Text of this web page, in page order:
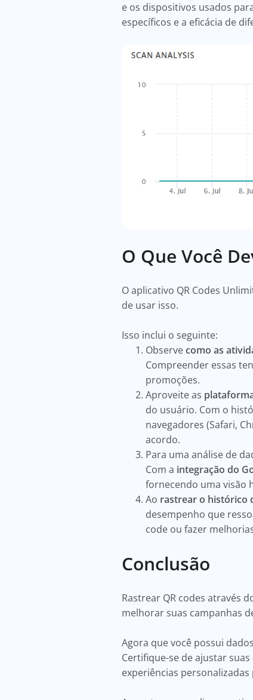
e os dispositivos usados
específicos e a eficácia de
O Que Você
O aplicativo QR Codes
de usar isso.
Isso inclui o seguinte:
Observecomo as
Compreender essas
promoções.
Aproveite as
do usuário. Com o
navegadores (Safari,
acordo.
Para uma análise de
Com a integração do
fornecendo uma visão
Ao rastrear o histórico
desempenho que
code ou fazer
Conclusão
Rastrear QR codes através
melhorar suas campanhas
Agora que você possui
Certifique-se de ajustar
experiências